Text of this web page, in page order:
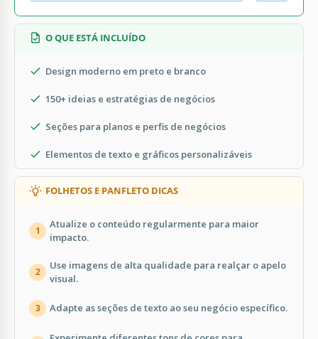
O QUE ESTÁ INCLUÍDO
Design moderno em preto e branco
150+ ideias e estratégias de negócios
Seções para planos e perfis de negócios
Elementos de texto e gráficos personalizáveis
FOLHETOS E PANFLETO DICAS
1
Atualize o conteúdo regularmente para maior
impacto.
2
Use imagens de alta qualidade para realçar o apelo
visual.
3 Adapte as seções de texto ao seu negócio específico.